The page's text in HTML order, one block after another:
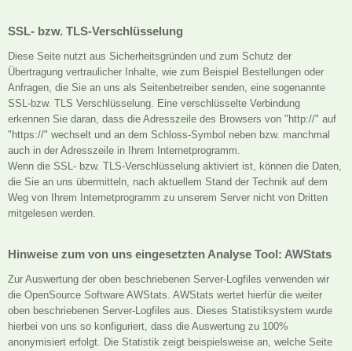
SSL- bzw. TLS-Verschlüsselung
Diese Seite nutzt aus Sicherheitsgründen und zum Schutz der
Übertragung vertraulicher Inhalte, wie zum Beispiel Bestellungen oder
Anfragen, die Sie an uns als Seitenbetreiber senden, eine sogenannte
SSL-bzw. TLS Verschlüsselung. Eine verschlüsselte Verbindung
erkennen Sie daran, dass die Adresszeile des Browsers von "http://" auf
"https://" wechselt und an dem Schloss-Symbol neben bzw. manchmal
auch in der Adresszeile in Ihrem Internetprogramm.
Wenn die SSL- bzw. TLS-Verschlüsselung aktiviert ist, können die Daten,
die Sie an uns übermitteln, nach aktuellem Stand der Technik auf dem
Weg von Ihrem Internetprogramm zu unserem Server nicht von Dritten
mitgelesen werden.
Hinweise zum von uns eingesetzten Analyse Tool: AWStats
Zur Auswertung der oben beschriebenen Server-Logfiles verwenden wir
die OpenSource Software AWStats. AWStats wertet hierfür die weiter
oben beschriebenen Server-Logfiles aus. Dieses Statistiksystem wurde
hierbei von uns so konfiguriert, dass die Auswertung zu 100%
anonymisiert erfolgt. Die Statistik zeigt beispielsweise an, welche Seite